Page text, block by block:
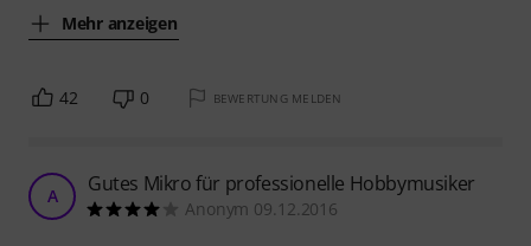
Mehr anzeigen
42 0 BEWERTUNG MELDEN
A Gutes Mikro für professionelle Hobbymusiker
Anonym 09.12.2016